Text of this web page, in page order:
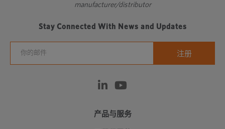
manufacturer/distributor
Stay Connected With News and Updates
产品与服务